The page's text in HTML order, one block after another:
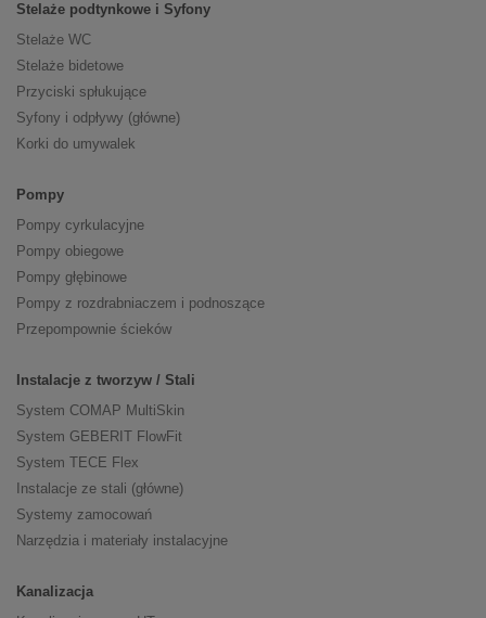
Stelaże podtynkowe i Syfony
Stelaże WC
Stelaże bidetowe
Przyciski spłukujące
Syfony i odpływy (główne)
Korki do umywalek
Pompy
Pompy cyrkulacyjne
Pompy obiegowe
Pompy głębinowe
Pompy z rozdrabniaczem i podnoszące
Przepompownie ścieków
Instalacje z tworzyw / Stali
System COMAP MultiSkin
System GEBERIT FlowFit
System TECE Flex
Instalacje ze stali (główne)
Systemy zamocowań
Narzędzia i materiały instalacyjne
Kanalizacja